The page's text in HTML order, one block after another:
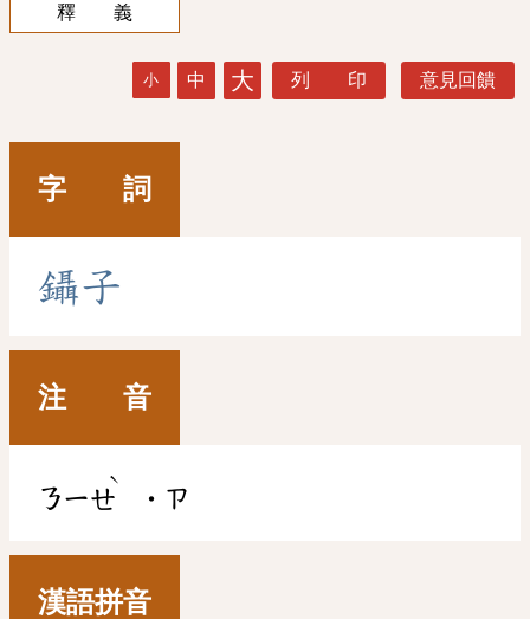
釋 義
小 中 大 列 印 意見回饋
字 詞
鑷子
注 音
ㄋㄧㄝ
ˋ
˙ㄗ
漢語拼音